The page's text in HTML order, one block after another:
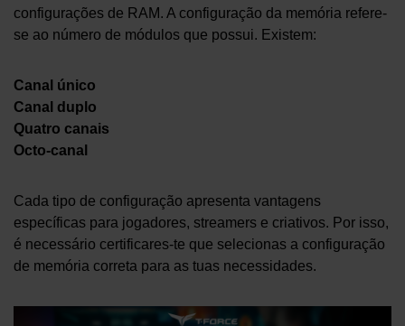
configurações de RAM. A configuração da memória refere-
se ao número de módulos que possui. Existem:
Canal único
Canal duplo
Quatro canais
Octo-canal
Cada tipo de configuração apresenta vantagens
específicas para jogadores, streamers e criativos. Por isso,
é necessário certificares-te que selecionas a configuração
de memória correta para as tuas necessidades.